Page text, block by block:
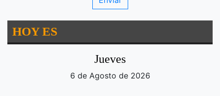
HOY ES
Jueves
6 de Agosto de 2026